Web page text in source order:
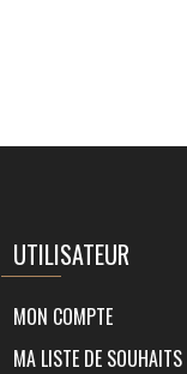
UTILISATEUR
MON COMPTE
MA LISTE DE SOUHAITS